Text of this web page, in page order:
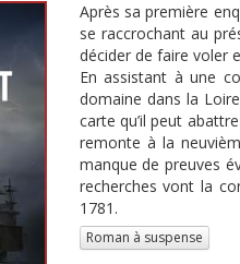
Après sa première
se raccrochant au
décider de faire voler
En assistant à une
domaine dans la
carte qu’il peut
remonte à la
manque de preuves
recherches vont la
1781.
Roman à suspense